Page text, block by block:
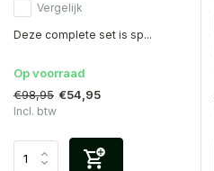
Vergelijk
Deze complete set is sp...
Op voorraad
€98,95 €54,95
Incl. btw